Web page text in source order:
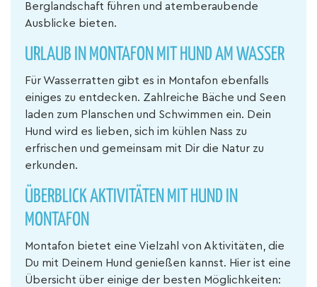
Berglandschaft führen und atemberaubende
Ausblicke bieten.
URLAUB IN MONTAFON MIT HUND AM WASSER
Für Wasserratten gibt es in Montafon ebenfalls
einiges zu entdecken. Zahlreiche Bäche und Seen
laden zum Planschen und Schwimmen ein. Dein
Hund wird es lieben, sich im kühlen Nass zu
erfrischen und gemeinsam mit Dir die Natur zu
erkunden.
ÜBERBLICK AKTIVITÄTEN MIT HUND IN
MONTAFON
Montafon bietet eine Vielzahl von Aktivitäten, die
Du mit Deinem Hund genießen kannst. Hier ist eine
Übersicht über einige der besten Möglichkeiten: